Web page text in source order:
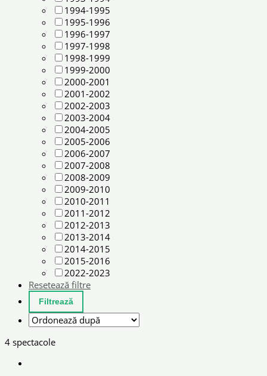
1994-1995
1995-1996
1996-1997
1997-1998
1998-1999
1999-2000
2000-2001
2001-2002
2002-2003
2003-2004
2004-2005
2005-2006
2006-2007
2007-2008
2008-2009
2009-2010
2010-2011
2011-2012
2012-2013
2013-2014
2014-2015
2015-2016
2022-2023
Resetează filtre
4 spectacole